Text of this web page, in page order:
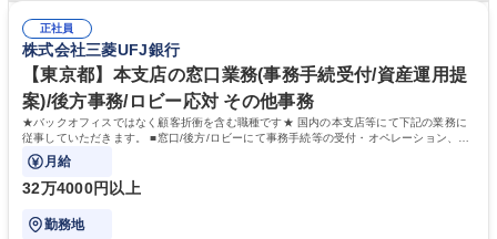
正社員
株式会社三菱UFJ銀行
【東京都】本支店の窓口業務(事務手続受付/資産運用提
案)/後方事務/ロビー応対 その他事務
★バックオフィスではなく顧客折衝を含む職種です★ 国内の本支店等にて下記の業務に
従事していただきます。 ■窓口/後方/ロビーにて事務手続等の受付・オペレーション、お
客様対応
月給
32万4000円以上
勤務地